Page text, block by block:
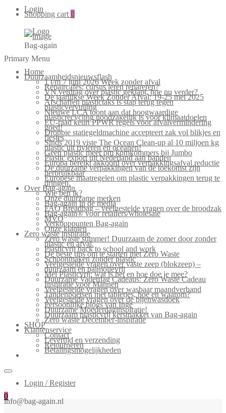
Login
Shopping cart 0
Bag-again
Primary Menu
Home
Duurzaamheidsnieuwsflash
1 t/m 7 juni 2026 Week zonder afval
Repaircafés: cursus leren repareren?
VN verdrag over plastic geklapt, hoe nu verder?
De jaarlijkse Week Zonder Afval: 19-25 mei 2025
Afschaffen plastictaks is stap terug tegen
plasticvervuiling
Nieuwe LCA toont aan dat hoogwaardige
plasticrecycling noodzakelijk is voor klimaatdoelen
EU-raad keurt PPWR regels voor afvalvermindering
goed!
Droppie statiegeldmachine accepteert zak vol blikjes en
flesjes
Sinds 2019 viste The Ocean Clean-up al 10 miljoen kg
plastic uit rivieren en oceanen!
Geen plastic meer om komkommers bij Jumbo
Plastic export uit Nederland aan banden
Europa bereikt akkoord over verpakkingsafval reductie
De duurzame verpakkingen van de toekomst zijn
herbruikbaar
Europese maatregelen om plastic verpakkingen terug te
dringen.
Over Bag-again
Wie ben ik?
Onze duurzame merken
Bag-again in de media
FAQ Breadbag – veelgestelde vragen over de broodzak
Bag-again® voor retailers/wholesale
MVO
Verkooppunten Bag-again
Onze klanten
Zero waste inspiratie
Zero waste summer! Duurzaam de zomer door zonder
plastic en afval.
Plasticvrij back to school and work
De beste tips om te starten met Zero Waste
Schoonmaken zonder plastic
Veelgestelde vragen over vaste zeep (blokzeep) –
duurzaam en palmolievrij
Mei Plasticvrij: wat is het en hoe doe je mee?
Duurzame Vaderdag Cadeaus: Zero Waste Cadeau
Inspiratie voor Mannen
Veelgestelde vragen over wasbaar maandverband
Tandenpoetsen met tabletjes, hoe en waarom?
Veelgestelde vragen over de bijenwasdoek
Persoonlijke blogs van Inge
Duurzame Moederdaginspiratie!
Duurzaam plasticvrij kerstpakket van Bag-again
Zero waste December-inspiratie
SHOP
Klantenservice
Contact
Levertijd en verzending
Retourneren
Betalingsmogelijkheden
Login / Register
0
info@bag-again.nl